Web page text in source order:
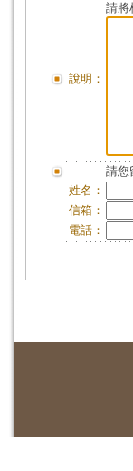
說明：
請將
請您
姓名：
信箱：
電話：